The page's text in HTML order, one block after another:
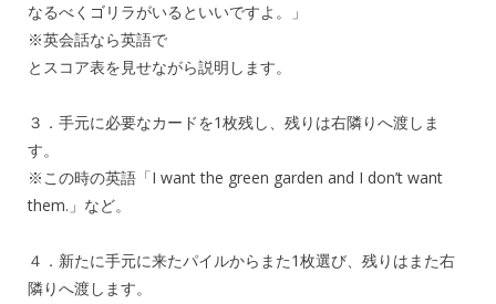
なるべくゴリラがいるといいですよ。」
※英会話なら英語で
とスコア表を見せながら説明します。
３．手元に必要なカードを1枚残し、残りは右隣りへ渡しま
す。
※この時の英語「I want the green garden and I don’t want
them.」など。
４．新たに手元に来たパイルからまた1枚選び、残りはまた右
隣りへ渡します。